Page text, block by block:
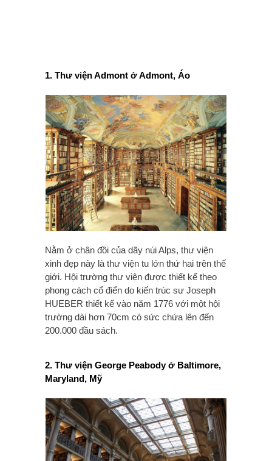
1. Thư viện Admont ở Admont, Áo
Nằm ở chân đồi của dãy núi Alps, thư viện
xinh đẹp này là thư viện tu lớn thứ hai trên thế
giới. Hội trường thư viện được thiết kế theo
phong cách cổ điển do kiến trúc sư Joseph
HUEBER thiết kế vào năm 1776 với một hội
trường dài hơn 70cm có sức chứa lên đến
200.000 đầu sách.
2. Thư viện George Peabody ở Baltimore,
Maryland, Mỹ